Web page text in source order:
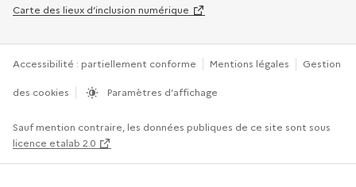
Carte des lieux d’inclusion numérique
Accessibilité : partiellement conforme Mentions légales Gestion
des cookies Paramètres d’affichage
Sauf mention contraire, les données publiques de ce site sont sous
licence etalab 2.0